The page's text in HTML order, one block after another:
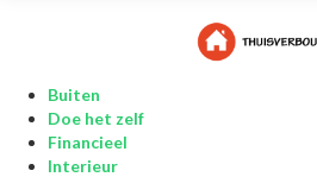
Buiten
Doe het zelf
Financieel
Interieur